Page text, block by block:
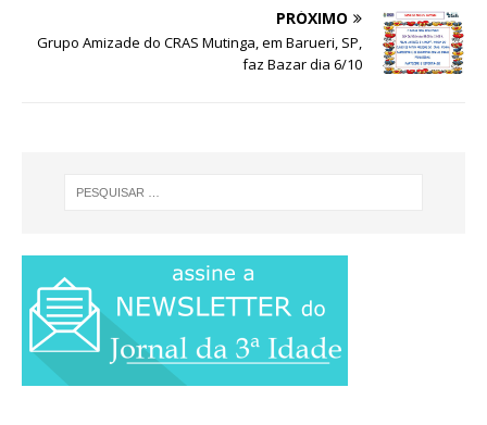
PRÓXIMO
Grupo Amizade do CRAS Mutinga, em Barueri, SP,
faz Bazar dia 6/10